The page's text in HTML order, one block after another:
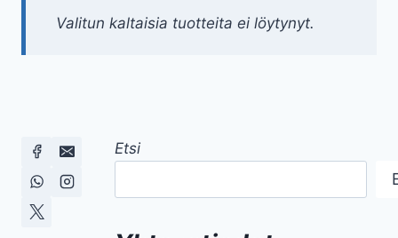
Valitun kaltaisia tuotteita ei löytynyt.
Etsi